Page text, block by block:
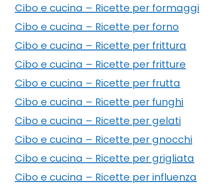
Cibo e cucina – Ricette per formaggi
Cibo e cucina – Ricette per forno
Cibo e cucina – Ricette per frittura
Cibo e cucina – Ricette per fritture
Cibo e cucina – Ricette per frutta
Cibo e cucina – Ricette per funghi
Cibo e cucina – Ricette per gelati
Cibo e cucina – Ricette per gnocchi
Cibo e cucina – Ricette per grigliata
Cibo e cucina – Ricette per influenza